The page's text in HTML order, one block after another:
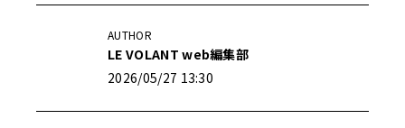
AUTHOR
LE VOLANT web編集部
2026/05/27 13:30